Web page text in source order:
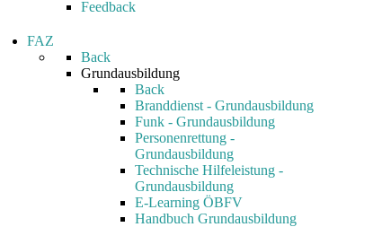
Feedback
FAZ
Back
Grundausbildung
Back
Branddienst - Grundausbildung
Funk - Grundausbildung
Personenrettung -
Grundausbildung
Technische Hilfeleistung -
Grundausbildung
E-Learning ÖBFV
Handbuch Grundausbildung